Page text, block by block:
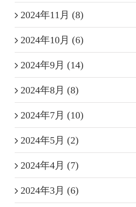
2024年11月 (8)
2024年10月 (6)
2024年9月 (14)
2024年8月 (8)
2024年7月 (10)
2024年5月 (2)
2024年4月 (7)
2024年3月 (6)